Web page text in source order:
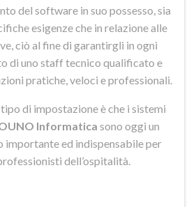
del software in suo possesso, sia
esigenze che in relazione alle
ciò al fine di garantirgli in ogni
di uno staff tecnico qualificato e
pratiche, veloci e professionali.
di impostazione è che i sistemi
Informatica sono oggi un
ed indispensabile per
dell’ospitalità.